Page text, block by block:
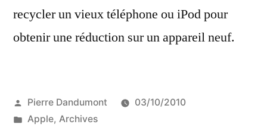
recycler un vieux téléphone ou iPod pour
obtenir une réduction sur un appareil neuf.
Publié
par
Pierre Dandumont
03/10/2010
Publié
Apple, Archives